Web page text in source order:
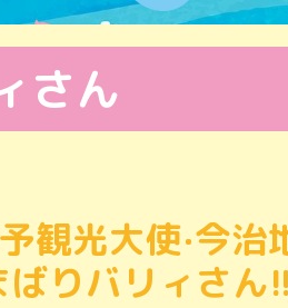
さん
観光大使·今治
りバリィさん!!